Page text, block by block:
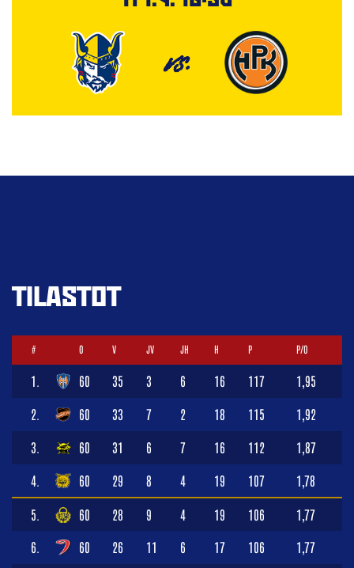
VS.
TILASTOT
# O V JV JH H P P/O
1. 60 35 3 6 16 117 1,95
2. 60 33 7 2 18 115 1,92
3. 60 31 6 7 16 112 1,87
4. 60 29 8 4 19 107 1,78
5. 60 28 9 4 19 106 1,77
6. 60 26 11 6 17 106 1,77